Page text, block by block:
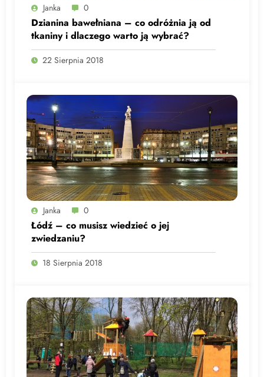
Janka 0
Dzianina bawełniana – co odróżnia ją od
tkaniny i dlaczego warto ją wybrać?
22 Sierpnia 2018
Janka 0
Łódź – co musisz wiedzieć o jej
zwiedzaniu?
18 Sierpnia 2018